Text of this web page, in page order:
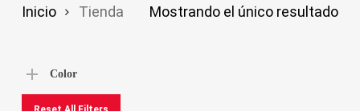
Mostrando el único resultado
Inicio Tienda
Color